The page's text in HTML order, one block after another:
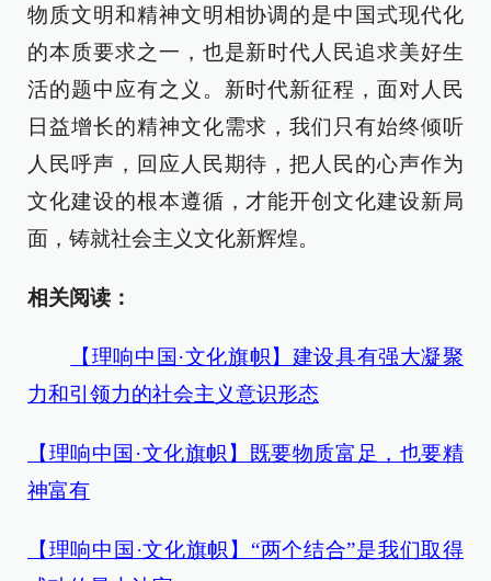
物质文明和精神文明相协调的是中国式现代化
的本质要求之一，也是新时代人民追求美好生
活的题中应有之义。新时代新征程，面对人民
日益增长的精神文化需求，我们只有始终倾听
人民呼声，回应人民期待，把人民的心声作为
文化建设的根本遵循，才能开创文化建设新局
面，铸就社会主义文化新辉煌。
相关阅读：
【理响中国·文化旗帜】建设具有强大凝聚
力和引领力的社会主义意识形态
【理响中国·文化旗帜】既要物质富足，也要精
神富有
【理响中国·文化旗帜】“两个结合”是我们取得